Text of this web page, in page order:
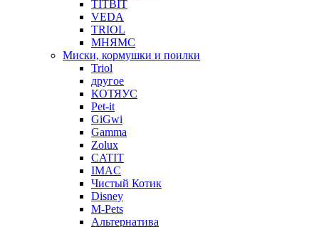
TITBIT
VEDA
TRIOL
МНЯМС
Миски, кормушки и поилки
Triol
другое
КОТЯУС
Pet-it
GiGwi
Gamma
Zolux
CATIT
IMAC
Чистый Котик
Disney
M-Pets
Альтернатива